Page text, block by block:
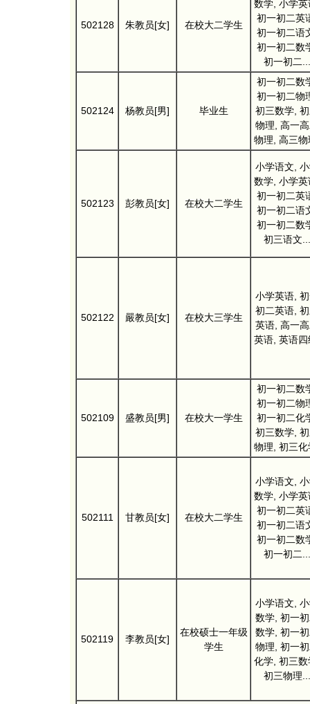
502128 朱教员[女] 在校大二学生
数学, 小学英
初一初二英
初一初二语
初一初二数
初一初二...
502124 杨教员[男] 毕业生
初一初二数
初一初二物
初三数学,
物理, 高一
物理, 高三物
502123 彭教员[女] 在校大二学生
小学语文,
数学, 小学英
初一初二英
初一初二语
初一初二数
初三语文...
502122 嚴教员[女] 在校大三学生
小学英语,
初二英语,
英语, 高一
英语, 英语四
502109 盛教员[男] 在校大一学生
初一初二数
初一初二物
初一初二化
初三数学,
物理, 初三化
502111 甘教员[女] 在校大二学生
小学语文,
数学, 小学英
初一初二英
初一初二语
初一初二数
初一初二...
502119 李教员[女]
在校硕士一年级
学生
小学语文,
数学, 初一
数学, 初一
物理, 初一
化学, 初三数
初三物理...